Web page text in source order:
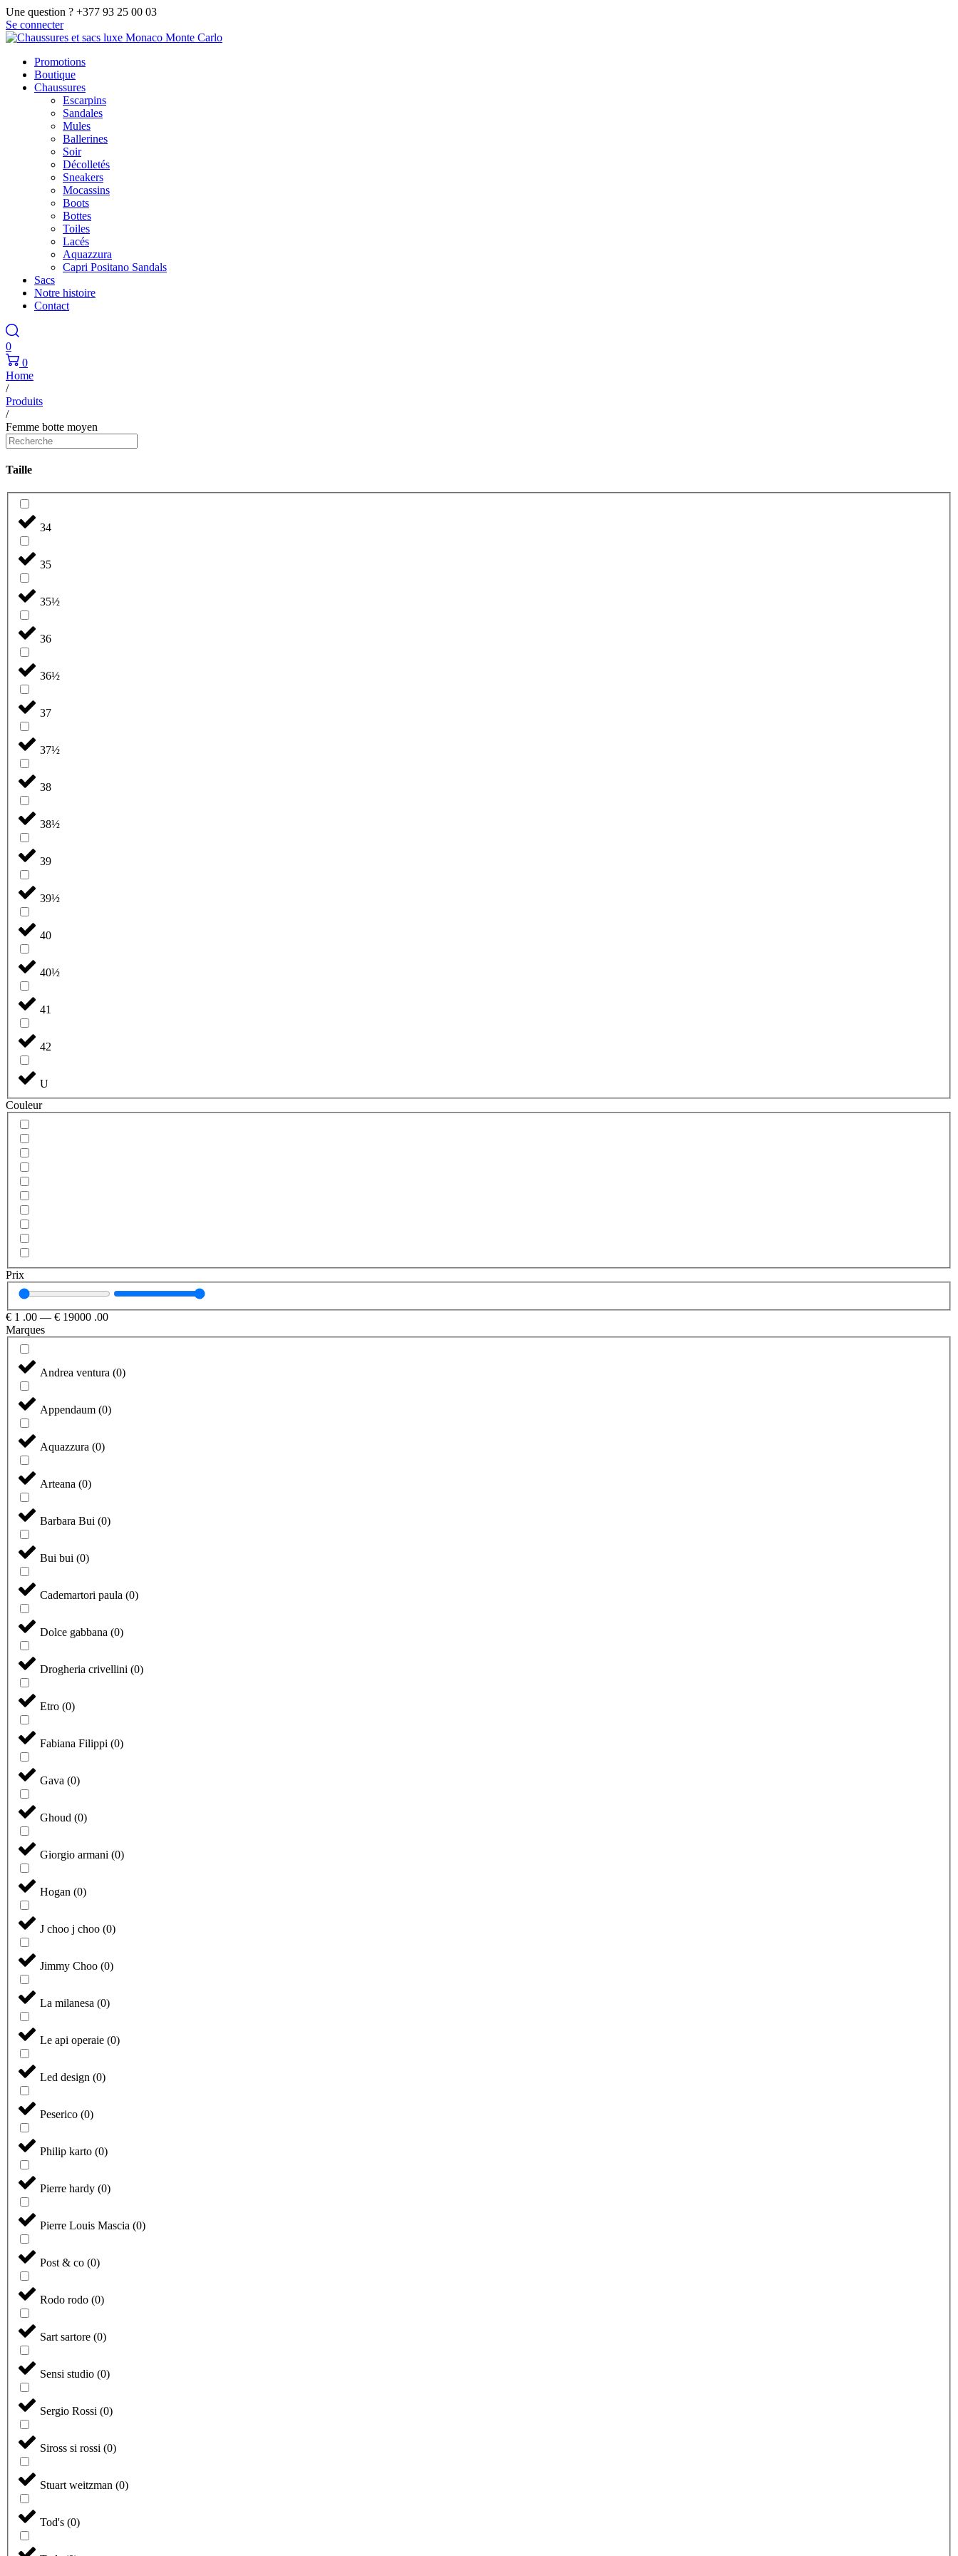
Une question ? +377 93 25 00 03
Se connecter
Promotions
Boutique
Chaussures
Escarpins
Sandales
Mules
Ballerines
Soir
Décolletés
Sneakers
Mocassins
Boots
Bottes
Toiles
Lacés
Aquazzura
Capri Positano Sandals
Sacs
Notre histoire
Contact
0
0
Home
/
Produits
/
Femme botte moyen
Taille
34
35
35½
36
36½
37
37½
38
38½
39
39½
40
40½
41
42
U
Couleur
Prix
€ 1 .00 — € 19000 .00
Marques
Andrea ventura (0)
Appendaum (0)
Aquazzura (0)
Arteana (0)
Barbara Bui (0)
Bui bui (0)
Cademartori paula (0)
Dolce gabbana (0)
Drogheria crivellini (0)
Etro (0)
Fabiana Filippi (0)
Gava (0)
Ghoud (0)
Giorgio armani (0)
Hogan (0)
J choo j choo (0)
Jimmy Choo (0)
La milanesa (0)
Le api operaie (0)
Led design (0)
Peserico (0)
Philip karto (0)
Pierre hardy (0)
Pierre Louis Mascia (0)
Post & co (0)
Rodo rodo (0)
Sart sartore (0)
Sensi studio (0)
Sergio Rossi (0)
Siross si rossi (0)
Stuart weitzman (0)
Tod's (0)